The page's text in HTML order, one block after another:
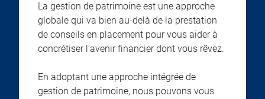
La gestion de patrimoine est une approche
globale qui va bien au-delà de la prestation
de conseils en placement pour vous aider à
concrétiser l’avenir financier dont vous rêvez.
En adoptant une approche intégrée de
gestion de patrimoine, nous pouvons vous